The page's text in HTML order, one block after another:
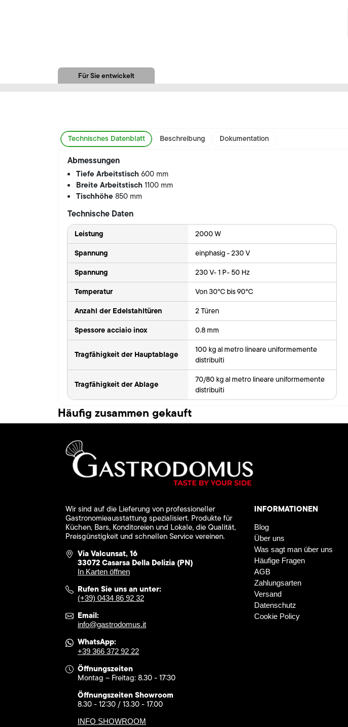
Für Sie entwickelt
Technisches Datenblatt Beschreibung Dokumentation
Abmessungen
Tiefe Arbeitstisch600 mm
Breite Arbeitstisch1100 mm
Tischhöhe850 mm
Technische Daten
Leistung 2000 W
Spannung einphasig - 230 V
Spannung 230 V- 1 P- 50 Hz
Temperatur Von 30°C bis 90°C
Anzahl der Edelstahltüren 2 Türen
Spessore acciaio inox 0.8 mm
Tragfähigkeit der Hauptablage
100 kg al metro lineare uniformemente
distribuiti
Tragfähigkeit der Ablage
70/80 kg al metro lineare uniformemente
distribuiti
Häufig zusammen gekauft
Wir sind auf die Lieferung von professioneller
Gastronomieausstattung spezialisiert. Produkte für
Küchen, Bars, Konditoreien und Lokale, die Qualität,
Preisgünstigkeit und schnellen Service vereinen.
Via Valcunsat, 16
33072 Casarsa Della Delizia (PN)
In Karten öffnen
Rufen Sie uns an unter:
(+39) 0434 86 92 32
Email:
info@gastrodomus.it
WhatsApp:
+39 366 372 92 22
Öffnungszeiten
Montag – Freitag: 8.30 - 17:30
Öffnungszeiten Showroom
8.30 - 12:30 / 13.30 - 17.00
INFO SHOWROOM
INFORMATIONEN
Blog
Über uns
Was sagt man über uns
Häufige Fragen
AGB
Zahlungsarten
Versand
Datenschutz
Cookie Policy